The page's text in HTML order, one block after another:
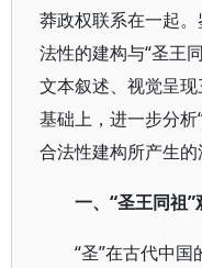
莽政权联系在一起
法性的建构与“圣王
文本叙述、视觉呈
基础上，进一步分
合法性建构所产生的
一、“圣王同祖
“圣”在古代中